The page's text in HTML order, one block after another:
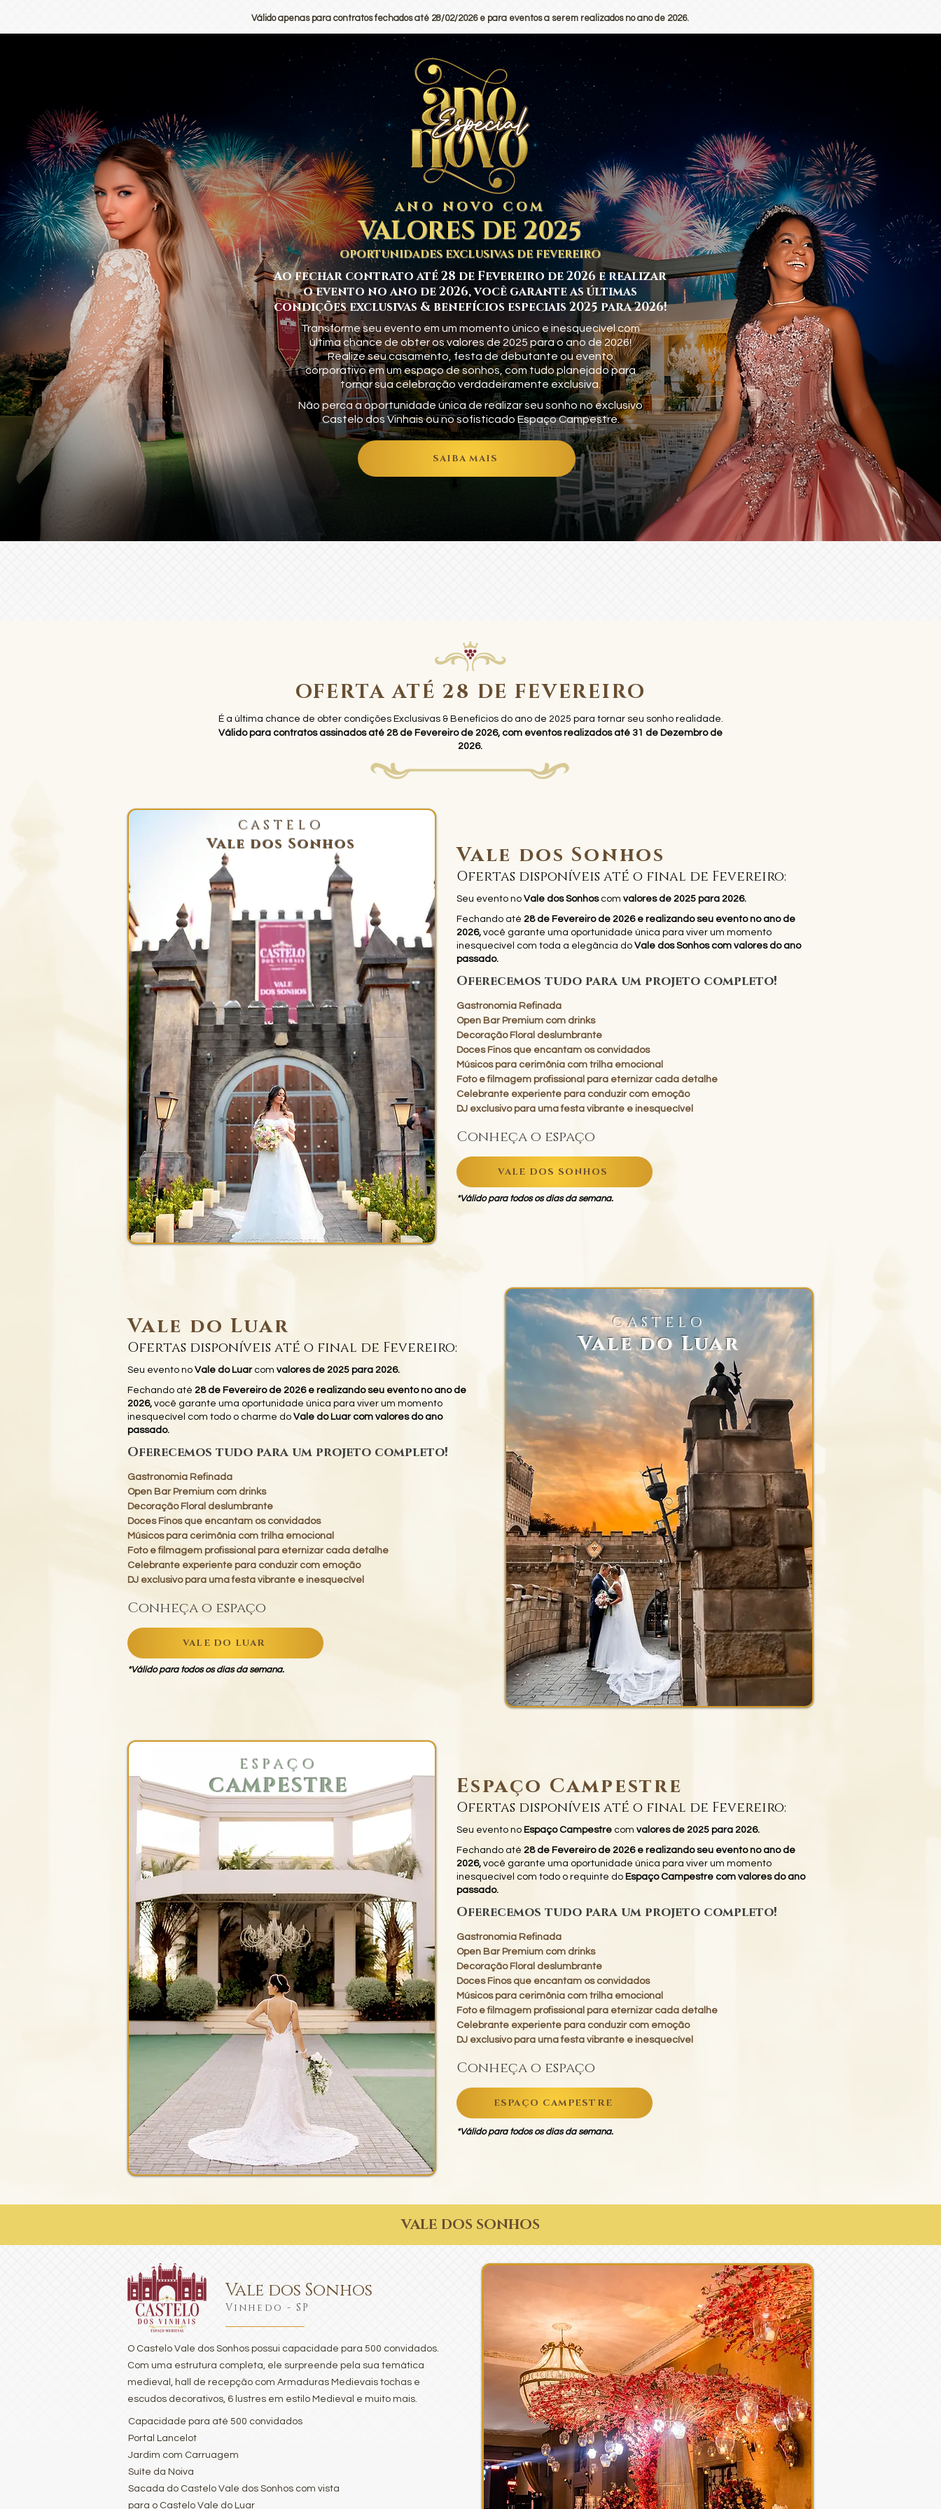
Válido apenas para contratos fechados até 28/02/2026 e para eventos a serem realizados no ano de 2026.
ANO NOVO COM
VALORES DE 2025
OPORTUNIDADES EXCLUSIVAS DE FEVEREIRO
Ao fechar contrato até 28 de Fevereiro de 2026 e realizar
o evento no ano de 2026, você garante as últimas
condições exclusivas & benefícios especiais 2025 para 2026!
Transforme seu evento em um momento único e inesquecível com
última chance de obter os valores de 2025 para o ano de 2026!
Realize seu casamento, festa de debutante ou evento
corporativo em um espaço de sonhos, com tudo planejado para
tornar sua celebração verdadeiramente exclusiva.
Não perca a oportunidade única de realizar seu sonho no exclusivo
Castelo dos Vinhais ou no sofisticado Espaço Campestre.
SAIBA MAIS
OFERTA ATÉ 28 DE FEVEREIRO
É a última chance de obter condições Exclusivas & Benefícios do ano de 2025 para tornar seu sonho realidade.
Válido para contratos assinados até 28 de Fevereiro de 2026, com eventos realizados até 31 de Dezembro de
2026.
Vale dos Sonhos
CASTELO
Vale dos Sonhos
Ofertas disponíveis até o final de Fevereiro:
Seu evento no Vale dos Sonhoscom valores de 2025 para 2026.
Fechando até 28 de Fevereiro de 2026 e realizando seu evento no ano de
2026, você garante uma oportunidade única para viver um momento
inesquecível com toda a elegância do Vale dos Sonhos com valores do ano
passado.
Oferecemos tudo para um projeto completo!
Gastronomia Refinada
Open Bar Premium com drinks
Decoração Floral deslumbrante
Doces Finos que encantam os convidados
Músicos para cerimônia com trilha emocional
Foto e filmagem profissional para eternizar cada detalhe
Celebrante experiente para conduzir com emoção
DJ exclusivo para uma festa vibrante e inesquecível
Conheça o espaço
VALE DOS SONHOS
*Válido para todos os dias da semana.
Vale do Luar
Ofertas disponíveis até o final de Fevereiro:
Seu evento no Vale do Luarcom valores de 2025 para 2026.
Fechando até 28 de Fevereiro de 2026 e realizando seu evento no ano de
2026, você garante uma oportunidade única para viver um momento
inesquecível com todo o charme do Vale do Luar com valores do ano
passado.
Oferecemos tudo para um projeto completo!
Gastronomia Refinada
Open Bar Premium com drinks
Decoração Floral deslumbrante
Doces Finos que encantam os convidados
Músicos para cerimônia com trilha emocional
Foto e filmagem profissional para eternizar cada detalhe
Celebrante experiente para conduzir com emoção
DJ exclusivo para uma festa vibrante e inesquecível
Conheça o espaço
VALE DO LUAR
*Válido para todos os dias da semana.
Vale do Luar
CASTELO
CAMPESTRE
ESPAÇO
Espaço Campestre
Ofertas disponíveis até o final de Fevereiro:
Seu evento no Espaço Campestre com valores de 2025 para 2026.
Fechando até 28 de Fevereiro de 2026 e realizando seu evento no ano de
2026, você garante uma oportunidade única para viver um momento
inesquecível com todo o requinte do Espaço Campestre com valores do ano
passado.
Oferecemos tudo para um projeto completo!
Gastronomia Refinada
Open Bar Premium com drinks
Decoração Floral deslumbrante
Doces Finos que encantam os convidados
Músicos para cerimônia com trilha emocional
Foto e filmagem profissional para eternizar cada detalhe
Celebrante experiente para conduzir com emoção
DJ exclusivo para uma festa vibrante e inesquecível
Conheça o espaço
ESPAÇO CAMPESTRE
*Válido para todos os dias da semana.
VALE DOS SONHOS
Vale dos Sonhos
Vinhedo - SP
O Castelo Vale dos Sonhos possui capacidade para 500 convidados.
Com uma estrutura completa, ele surpreende pela sua temática
medieval, hall de recepção com Armaduras Medievais tochas e
escudos decorativos, 6 lustres em estilo Medieval e muito mais.
Capacidade para até 500 convidados
Portal Lancelot
Jardim com Carruagem
Suíte da Noiva
Sacada do Castelo Vale dos Sonhos com vista
para o Castelo Vale do Luar